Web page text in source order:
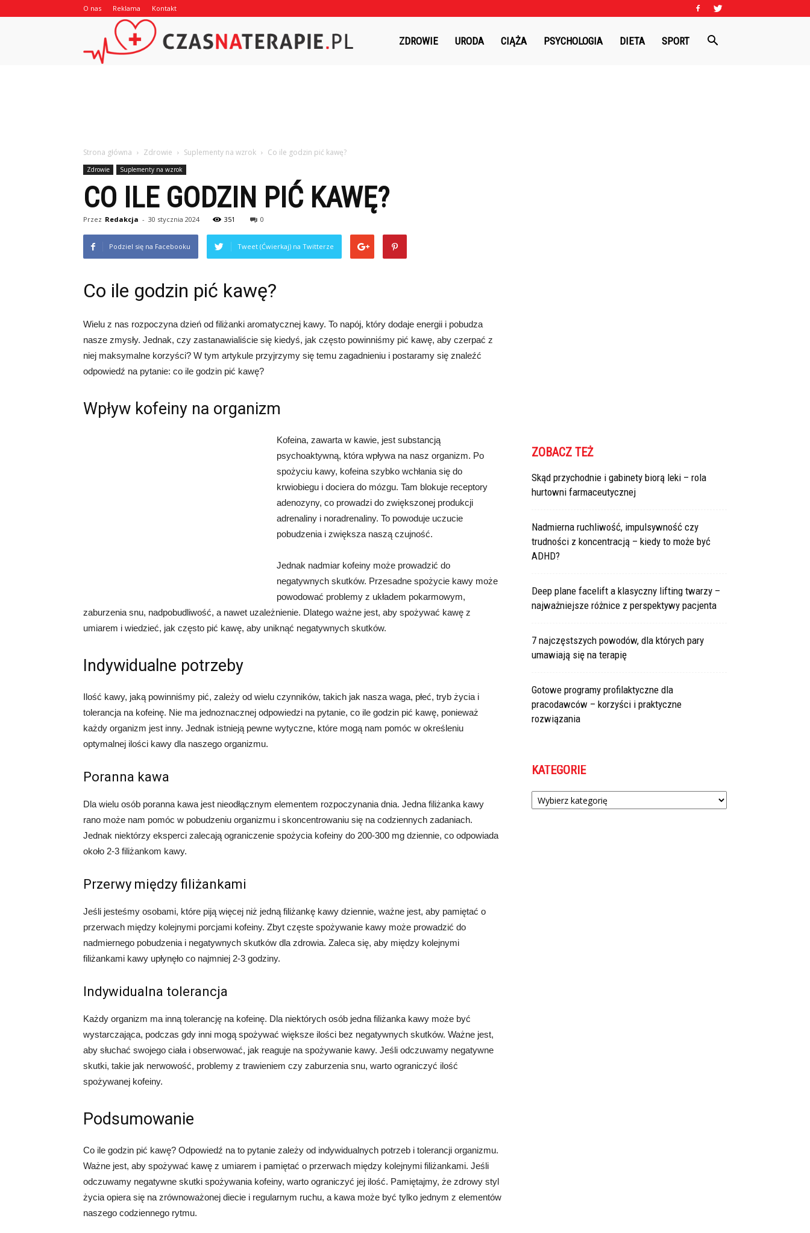
O nas Reklama Kontakt
Czasnaterapie.plZDROWIE URODA CIĄŻA PSYCHOLOGIA DIETA SPORT
Strona główna Zdrowie Suplementy na wzrok Co ile godzin pić kawę?
Zdrowie Suplementy na wzrok
CO ILE GODZIN PIĆ KAWĘ?
Przez Redakcja - 30 stycznia 2024 351 0
Podziel się na Facebooku Tweet (Ćwierkaj) na Twitterze
Co ile godzin pić kawę?
Wielu z nas rozpoczyna dzień od filiżanki aromatycznej kawy. To napój, który dodaje energii i pobudza
nasze zmysły. Jednak, czy zastanawialiście się kiedyś, jak często powinniśmy pić kawę, aby czerpać z
niej maksymalne korzyści? W tym artykule przyjrzymy się temu zagadnieniu i postaramy się znaleźć
odpowiedź na pytanie: co ile godzin pić kawę?
Wpływ kofeiny na organizm
Kofeina, zawarta w kawie, jest substancją
psychoaktywną, która wpływa na nasz organizm. Po
spożyciu kawy, kofeina szybko wchłania się do
krwiobiegu i dociera do mózgu. Tam blokuje receptory
adenozyny, co prowadzi do zwiększonej produkcji
adrenaliny i noradrenaliny. To powoduje uczucie
pobudzenia i zwiększa naszą czujność.
Jednak nadmiar kofeiny może prowadzić do
negatywnych skutków. Przesadne spożycie kawy może
powodować problemy z układem pokarmowym,
zaburzenia snu, nadpobudliwość, a nawet uzależnienie. Dlatego ważne jest, aby spożywać kawę z
umiarem i wiedzieć, jak często pić kawę, aby uniknąć negatywnych skutków.
Indywidualne potrzeby
Ilość kawy, jaką powinniśmy pić, zależy od wielu czynników, takich jak nasza waga, płeć, tryb życia i
tolerancja na kofeinę. Nie ma jednoznacznej odpowiedzi na pytanie, co ile godzin pić kawę, ponieważ
każdy organizm jest inny. Jednak istnieją pewne wytyczne, które mogą nam pomóc w określeniu
optymalnej ilości kawy dla naszego organizmu.
Poranna kawa
Dla wielu osób poranna kawa jest nieodłącznym elementem rozpoczynania dnia. Jedna filiżanka kawy
rano może nam pomóc w pobudzeniu organizmu i skoncentrowaniu się na codziennych zadaniach.
Jednak niektórzy eksperci zalecają ograniczenie spożycia kofeiny do 200-300 mg dziennie, co odpowiada
około 2-3 filiżankom kawy.
Przerwy między filiżankami
Jeśli jesteśmy osobami, które piją więcej niż jedną filiżankę kawy dziennie, ważne jest, aby pamiętać o
przerwach między kolejnymi porcjami kofeiny. Zbyt częste spożywanie kawy może prowadzić do
nadmiernego pobudzenia i negatywnych skutków dla zdrowia. Zaleca się, aby między kolejnymi
filiżankami kawy upłynęło co najmniej 2-3 godziny.
Indywidualna tolerancja
Każdy organizm ma inną tolerancję na kofeinę. Dla niektórych osób jedna filiżanka kawy może być
wystarczająca, podczas gdy inni mogą spożywać większe ilości bez negatywnych skutków. Ważne jest,
aby słuchać swojego ciała i obserwować, jak reaguje na spożywanie kawy. Jeśli odczuwamy negatywne
skutki, takie jak nerwowość, problemy z trawieniem czy zaburzenia snu, warto ograniczyć ilość
spożywanej kofeiny.
Podsumowanie
Co ile godzin pić kawę? Odpowiedź na to pytanie zależy od indywidualnych potrzeb i tolerancji organizmu.
Ważne jest, aby spożywać kawę z umiarem i pamiętać o przerwach między kolejnymi filiżankami. Jeśli
odczuwamy negatywne skutki spożywania kofeiny, warto ograniczyć jej ilość. Pamiętajmy, że zdrowy styl
życia opiera się na zrównoważonej diecie i regularnym ruchu, a kawa może być tylko jednym z elementów
naszego codziennego rytmu.
ZOBACZ TEŻ
Skąd przychodnie i gabinety biorą leki – rola
hurtowni farmaceutycznej
Nadmierna ruchliwość, impulsywność czy
trudności z koncentracją – kiedy to może być
ADHD?
Deep plane facelift a klasyczny lifting twarzy –
najważniejsze różnice z perspektywy pacjenta
7 najczęstszych powodów, dla których pary
umawiają się na terapię
Gotowe programy profilaktyczne dla
pracodawców – korzyści i praktyczne
rozwiązania
KATEGORIE
Kategorie